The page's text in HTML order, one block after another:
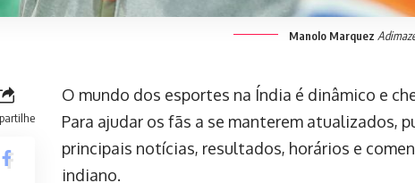
Manolo Marquez
O mundo dos esportes na Índia é dinâmico e
Para ajudar os fãs a se manterem atualizados,
principais notícias, resultados, horários e
indiano.